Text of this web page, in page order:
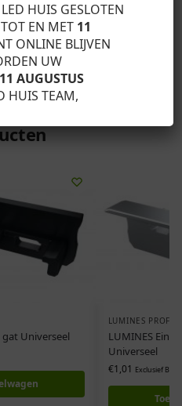
(6) montageveren.
11
eindkappen
Universeel
LUMINES
LUMINES
Universeel
€1,01 Exclusief BTW
HUIS GESLOTEN
TOT EN MET 11
ONLINE BLIJVEN
UW
AUGUSTUS
HUIS TEAM,